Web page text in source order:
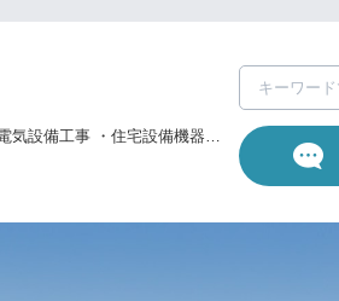
・空気調和設備工事 ・給排水衛生設備工事 ・防災設備工事 ・電気設備工事 ・住宅設備機器製品販売